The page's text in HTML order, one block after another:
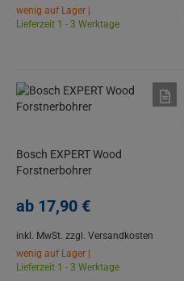
wenig auf Lager |
Lieferzeit 1 - 3 Werktage
Bosch EXPERT Wood
Forstnerbohrer
ab 17,90 €
inkl. MwSt. zzgl. Versandkosten
wenig auf Lager |
Lieferzeit 1 - 3 Werktage